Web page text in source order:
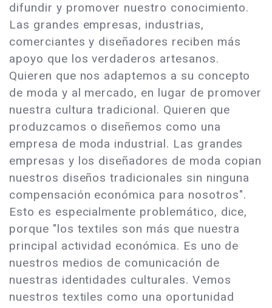
difundir y promover nuestro conocimiento.
Las grandes empresas, industrias,
comerciantes y diseñadores reciben más
apoyo que los verdaderos artesanos.
Quieren que nos adaptemos a su concepto
de moda y al mercado, en lugar de promover
nuestra cultura tradicional. Quieren que
produzcamos o diseñemos como una
empresa de moda industrial. Las grandes
empresas y los diseñadores de moda copian
nuestros diseños tradicionales sin ninguna
compensación económica para nosotros".
Esto es especialmente problemático, dice,
porque "los textiles son más que nuestra
principal actividad económica. Es uno de
nuestros medios de comunicación de
nuestras identidades culturales. Vemos
nuestros textiles como una oportunidad